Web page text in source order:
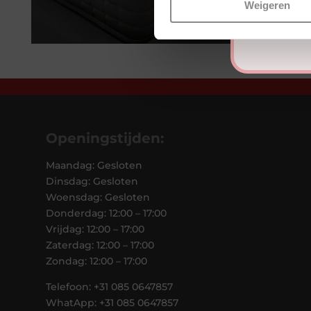
Weigeren
Openingstijden:
Maandag: Gesloten
Dinsdag: Gesloten
Woensdag: Gesloten
Donderdag: 12:00 – 17:00
Vrijdag: 12:00 – 17:00
Zaterdag: 12:00 – 17:00
Zondag: 12:00 – 17:00
Telefoon: +31 085 0647857
WhatApp: +31 085 0647857